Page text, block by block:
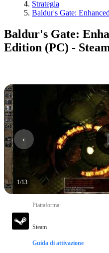
Strategia
Baldur's Gate:
Baldur's Gate:
Edition (PC) -
1/13
Piattaforma:
Steam
Guida di attivazione